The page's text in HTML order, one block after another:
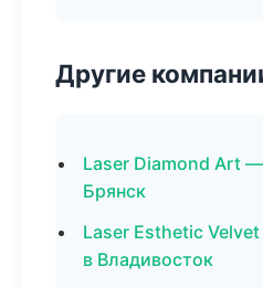
Другие
Laser Diamond Art
Брянск
Laser Esthetic
в Владивосток